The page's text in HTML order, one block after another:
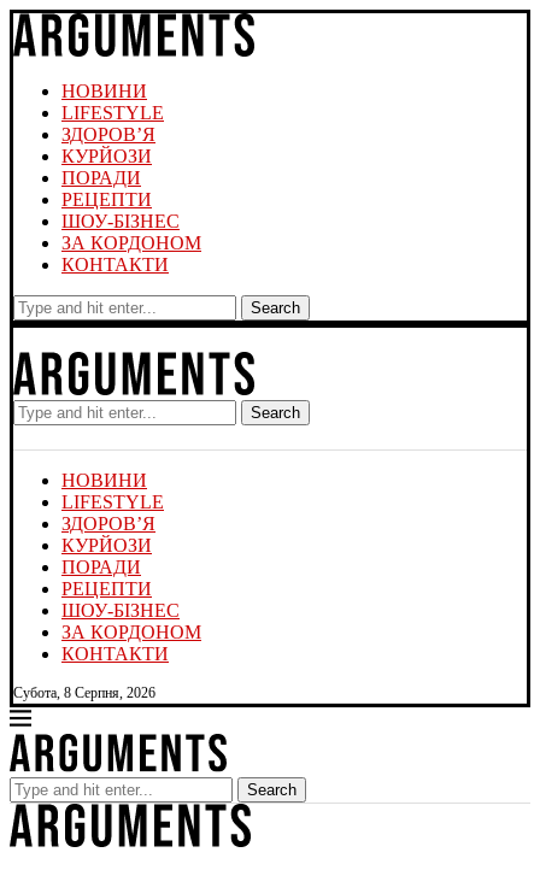
НОВИНИ
LIFESTYLE
ЗДОРОВ’Я
КУРЙОЗИ
ПОРАДИ
РЕЦЕПТИ
ШОУ-БІЗНЕС
ЗА КОРДОНОМ
КОНТАКТИ
Search
Search
НОВИНИ
LIFESTYLE
ЗДОРОВ’Я
КУРЙОЗИ
ПОРАДИ
РЕЦЕПТИ
ШОУ-БІЗНЕС
ЗА КОРДОНОМ
КОНТАКТИ
Субота, 8 Серпня, 2026
Search